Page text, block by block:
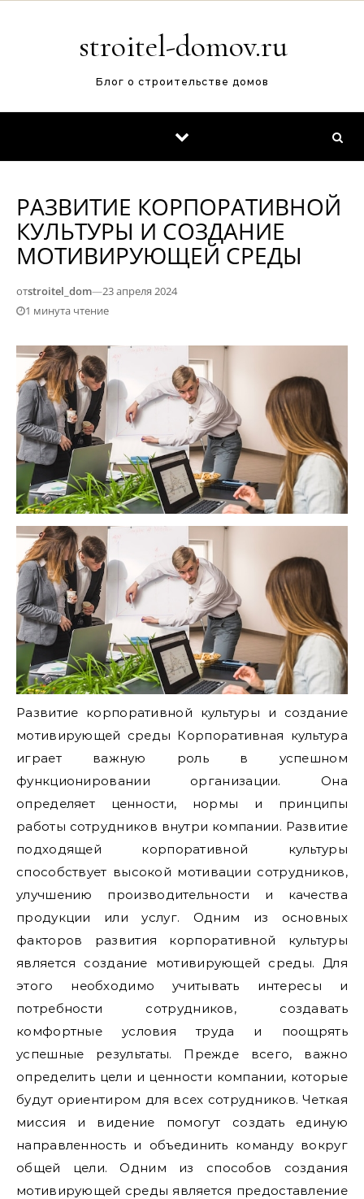
stroitel-domov.ru
Блог о строительстве домов
РАЗВИТИЕ КОРПОРАТИВНОЙ
КУЛЬТУРЫ И СОЗДАНИЕ
МОТИВИРУЮЩЕЙ СРЕДЫ
отstroitel_dom—23 апреля 2024
1 минута чтение
Развитие корпоративной культуры и создание
мотивирующей среды Корпоративная культура
играет важную роль в успешном
функционировании организации. Она
определяет ценности, нормы и принципы
работы сотрудников внутри компании. Развитие
подходящей корпоративной культуры
способствует высокой мотивации сотрудников,
улучшению производительности и качества
продукции или услуг. Одним из основных
факторов развития корпоративной культуры
является создание мотивирующей среды. Для
этого необходимо учитывать интересы и
потребности сотрудников, создавать
комфортные условия труда и поощрять
успешные результаты. Прежде всего, важно
определить цели и ценности компании, которые
будут ориентиром для всех сотрудников. Четкая
миссия и видение помогут создать единую
направленность и объединить команду вокруг
общей цели. Одним из способов создания
мотивирующей среды является предоставление